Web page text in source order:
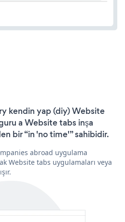
kendin yap (diy) Website
a Website tabs inşa
bir “in 'no time'” sahibidir.
abroad uygulama
Website tabs uygulamaları veya